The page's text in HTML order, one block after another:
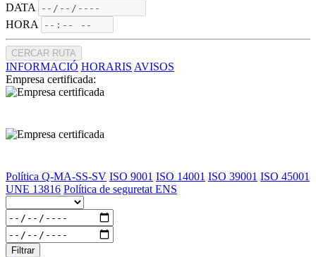
DATA
HORA
CERCAR RUTA
INFORMACIÓ HORARIS AVISOS
Empresa certificada:
Política Q-MA-SS-SV ISO 9001 ISO 14001 ISO 39001 ISO 45001
UNE 13816 Política de seguretat ENS
Filtrar